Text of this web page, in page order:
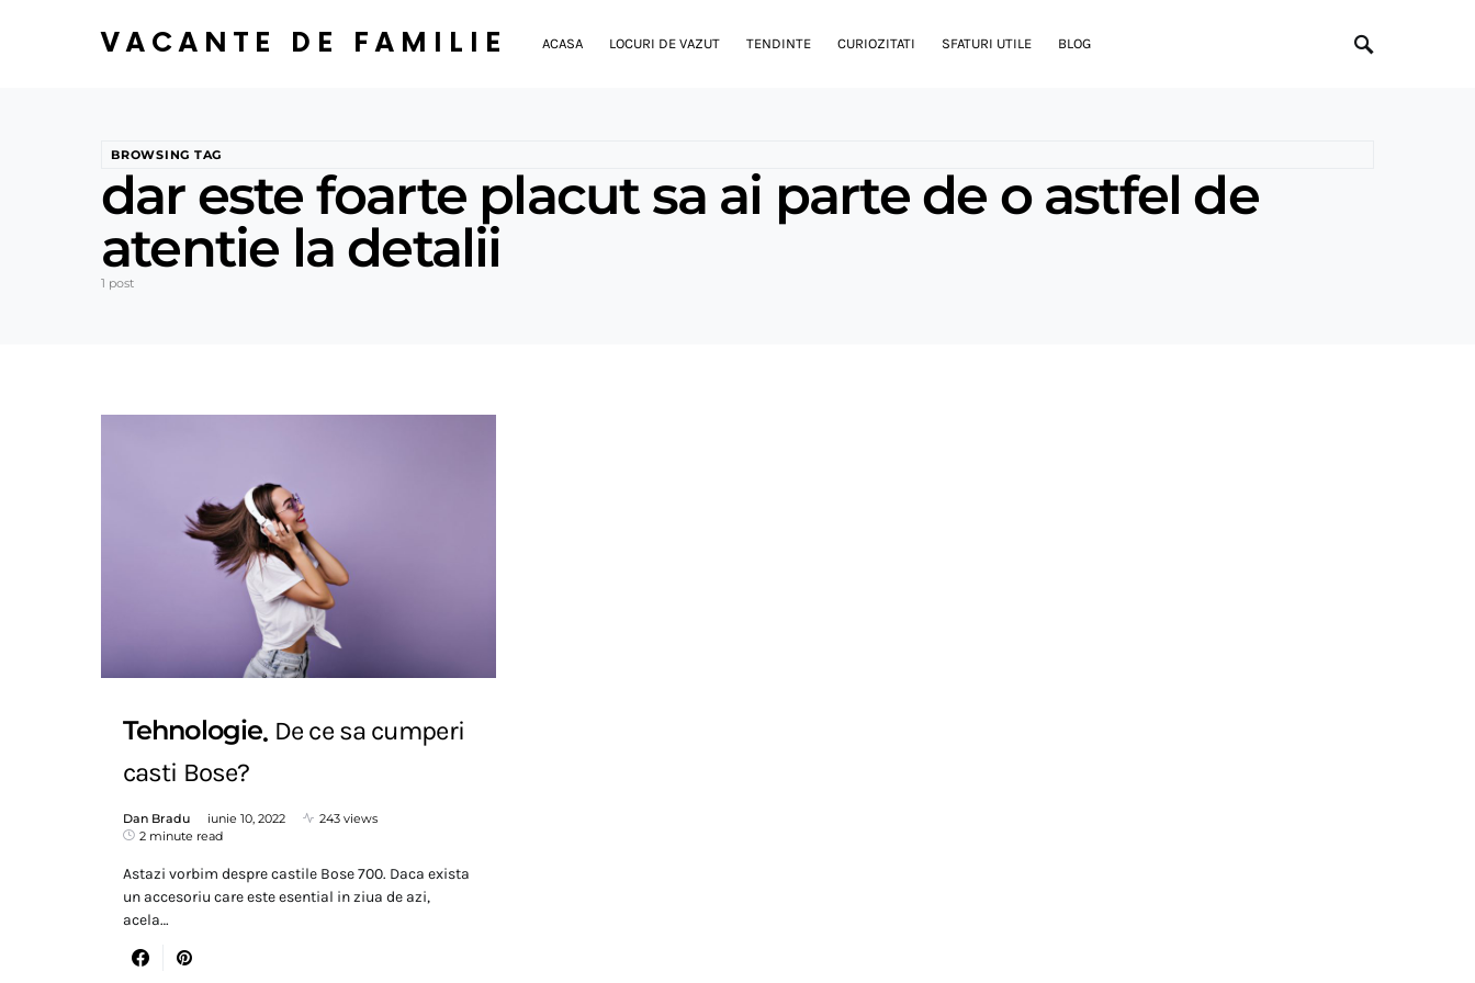
VACANTE DE FAMILIE ACASA LOCURI DE VAZUT TENDINTE CURIOZITATI SFATURI UTILE BLOG
BROWSING TAG
dar este foarte placut sa ai parte de o astfel de
atentie la detalii
1 post
Tehnologie De ce sa cumperi
casti Bose?
Dan Bradu iunie 10, 2022
243 views
2 minute read
Astazi vorbim despre castile Bose 700. Daca exista
un accesoriu care este esential in ziua de azi,
acela…